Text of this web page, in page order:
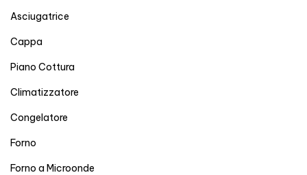
Asciugatrice
Cappa
Piano Cottura
Climatizzatore
Congelatore
Forno
Forno a Microonde